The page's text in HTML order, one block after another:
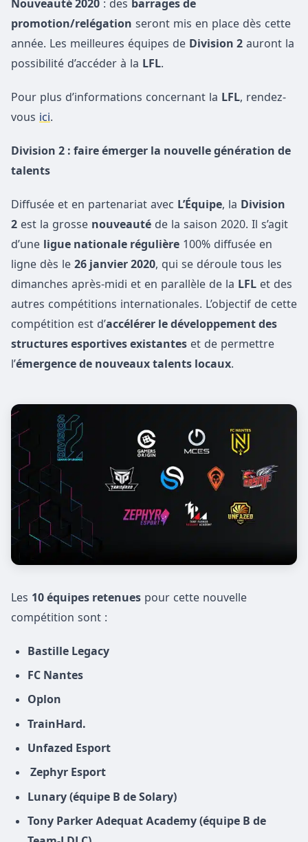
Nouveauté 2020 : des barrages de
promotion/relégation seront mis en place dès cette
année. Les meilleures équipes de Division 2 auront la
possibilité d’accéder à la LFL.
Pour plus d’informations concernant la LFL, rendez-
vous ici.
Division 2 : faire émerger la nouvelle génération de
talents
Diffusée et en partenariat avec L’Équipe, la Division
2 est la grosse nouveauté de la saison 2020. Il s’agit
d’une ligue nationale régulière 100% diffusée en
ligne dès le 26 janvier 2020, qui se déroule tous les
dimanches après-midi et en parallèle de la LFL et des
autres compétitions internationales. L’objectif de cette
compétition est d’accélérer le développement des
structures esportives existantes et de permettre
l’émergence de nouveaux talents locaux.
Les 10 équipes retenues pour cette nouvelle
compétition sont :
Bastille Legacy
FC Nantes
Oplon
TrainHard.
Unfazed Esport
Zephyr Esport
Lunary (équipe B de Solary)
Tony Parker Adequat Academy (équipe B de